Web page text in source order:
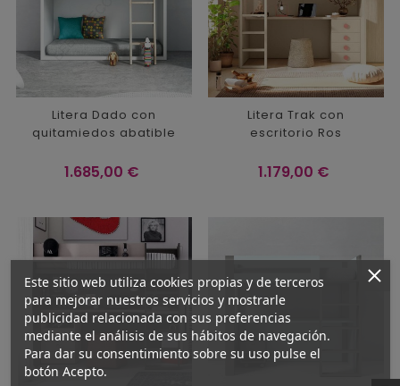
Litera Dado con
quitamiedos abatible
Precio
1.685,00 €
Litera Trak con
escritorio Ros
Precio
1.179,00 €
Este sitio web utiliza cookies propias y de terceros
para mejorar nuestros servicios y mostrarle
publicidad relacionada con sus preferencias
mediante el análisis de sus hábitos de navegación.
Para dar su consentimiento sobre su uso pulse el
botón Acepto.